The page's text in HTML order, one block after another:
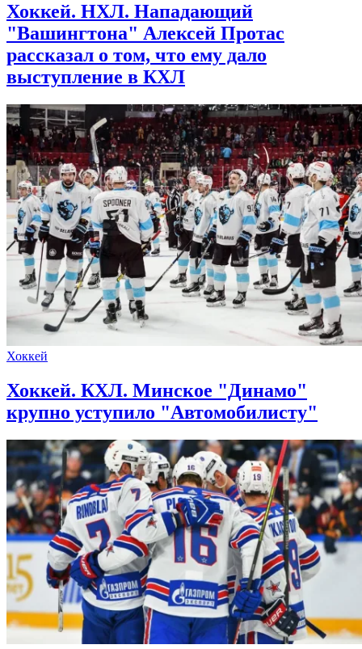
Хоккей. НХЛ. Нападающий
"Вашингтона" Алексей Протас
рассказал о том, что ему дало
выступление в КХЛ
Хоккей
Хоккей. КХЛ. Минское "Динамо"
крупно уступило "Автомобилисту"